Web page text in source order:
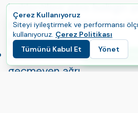
beklentilere göre belirgin
geliyorsa diş hekiminizle
geçmelisiniz.
Şiddetli, sürekli olan veya
geçmeyen ağrı
Çerez Kullanıyoruz
Siteyi iyileştirmek ve performansı
kullanıyoruz. Çerez Politikası
Tümünü Kabul Et
Yönet
Yolculuğunuza